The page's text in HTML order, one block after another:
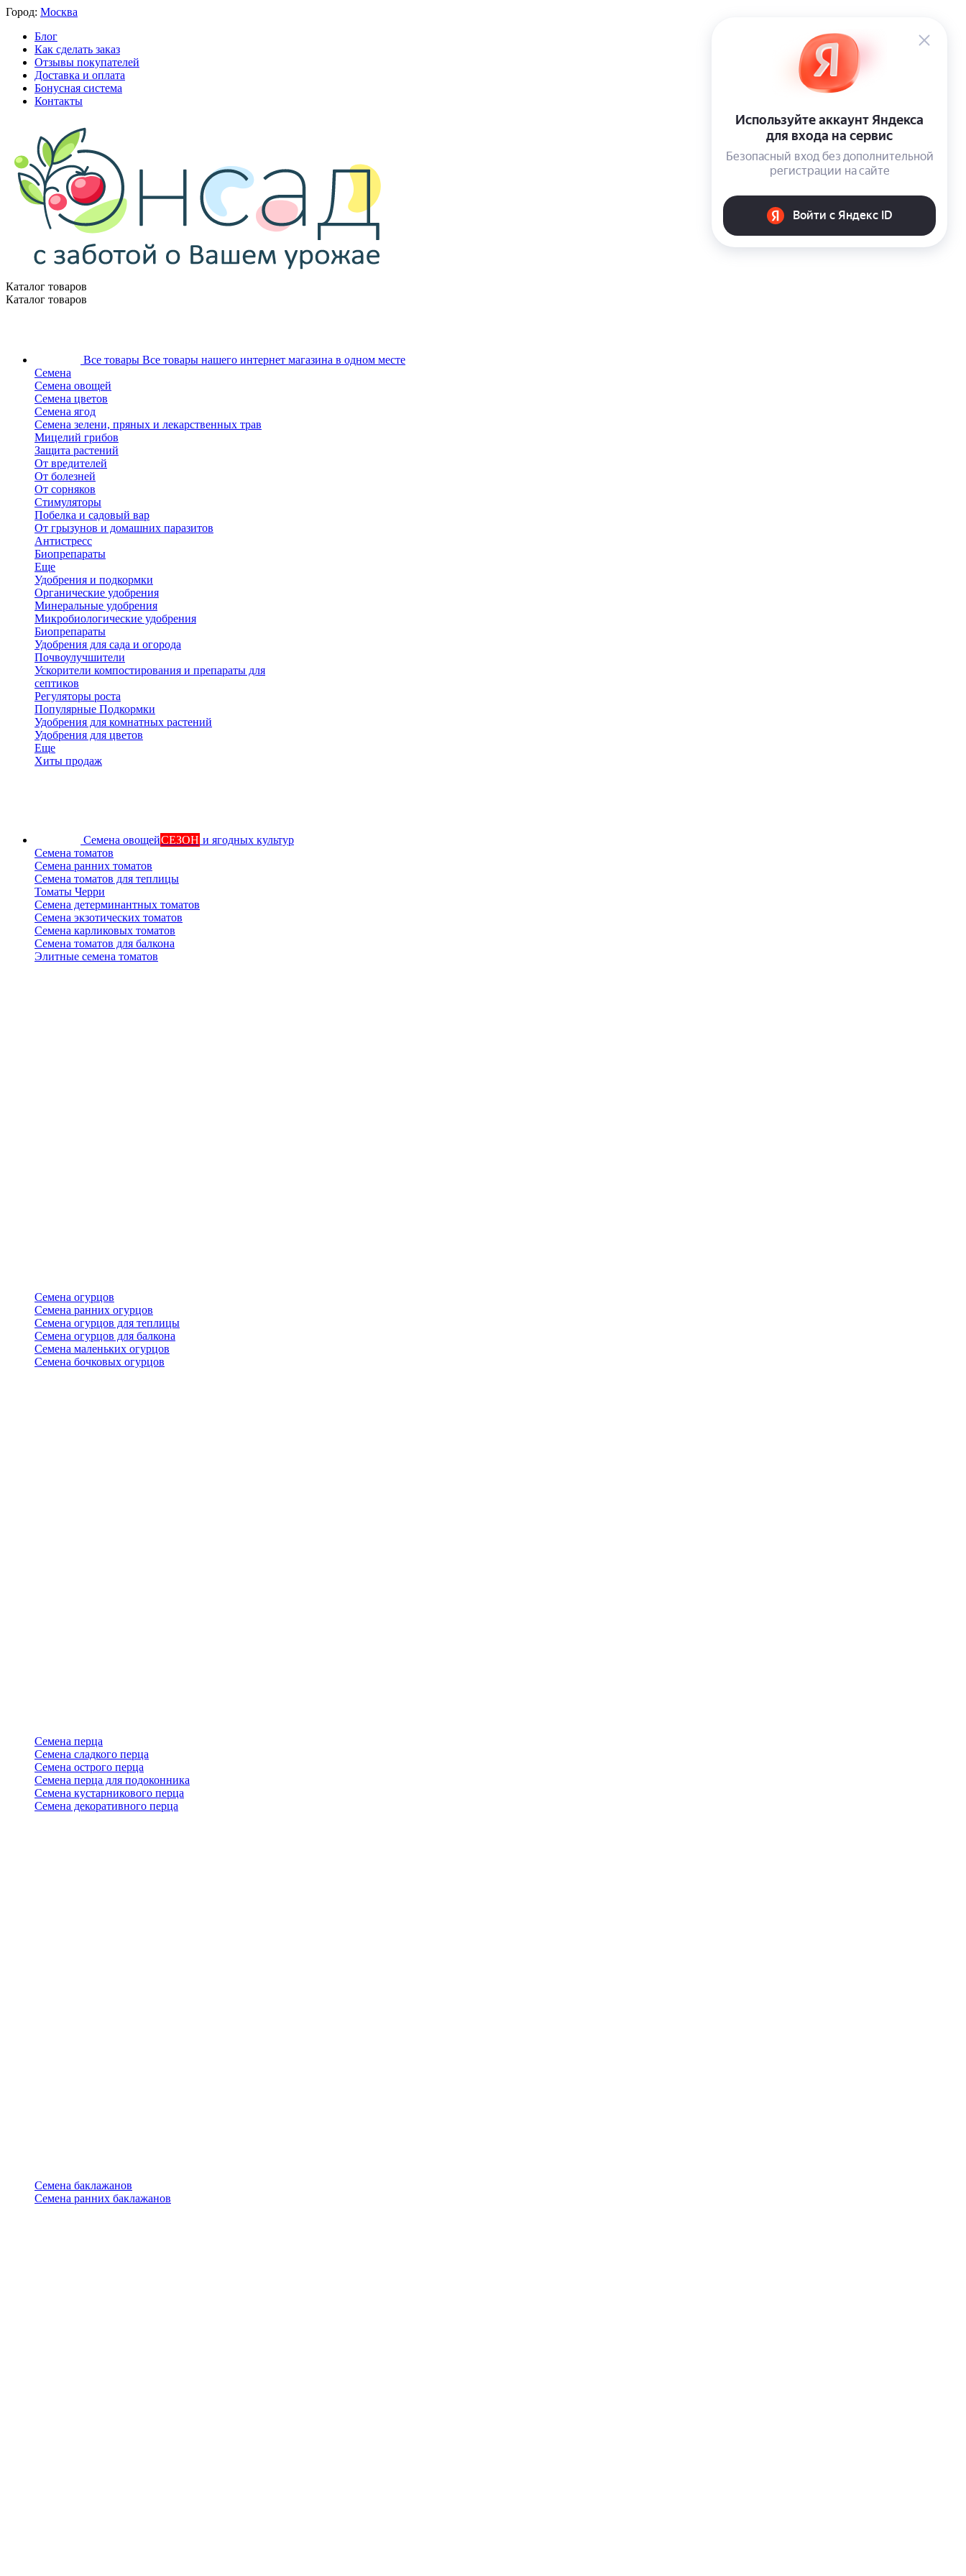
Город: Москва
Блог
Как сделать заказ
Отзывы покупателей
Доставка и оплата
Бонусная система
Контакты
Каталог товаров
Каталог товаров
Все товары Все товары нашего интернет магазина в одном месте
Семена
Семена овощей
Семена цветов
Семена ягод
Семена зелени, пряных и лекарственных трав
Мицелий грибов
Защита растений
От вредителей
От болезней
От сорняков
Стимуляторы
Побелка и садовый вар
От грызунов и домашних паразитов
Антистресс
Биопрепараты
Еще
Удобрения и подкормки
Органические удобрения
Минеральные удобрения
Микробиологические удобрения
Биопрепараты
Удобрения для сада и огорода
Почвоулучшители
Ускорители компостирования и препараты для
септиков
Регуляторы роста
Популярные Подкормки
Удобрения для комнатных растений
Удобрения для цветов
Еще
Хиты продаж
Семена овощейСЕЗОН и ягодных культур
Семена томатов
Семена ранних томатов
Семена томатов для теплицы
Томаты Черри
Семена детерминантных томатов
Семена экзотических томатов
Семена карликовых томатов
Семена томатов для балкона
Элитные семена томатов
Семена огурцов
Семена ранних огурцов
Семена огурцов для теплицы
Семена огурцов для балкона
Семена маленьких огурцов
Семена бочковых огурцов
Семена перца
Семена сладкого перца
Семена острого перца
Семена перца для подоконника
Семена кустарникового перца
Семена декоративного перца
Семена баклажанов
Семена ранних баклажанов